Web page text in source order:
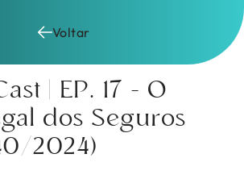
Voltar
| EP. 17 – O
dos Seguros
2024)